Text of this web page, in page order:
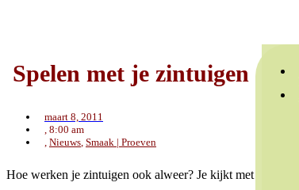
Spelen met je zintuigen
maart 8, 2011
, 8:00 am
, Nieuws, Smaak | Proeven
Hoe werken je zintuigen ook alweer? Je kijkt met